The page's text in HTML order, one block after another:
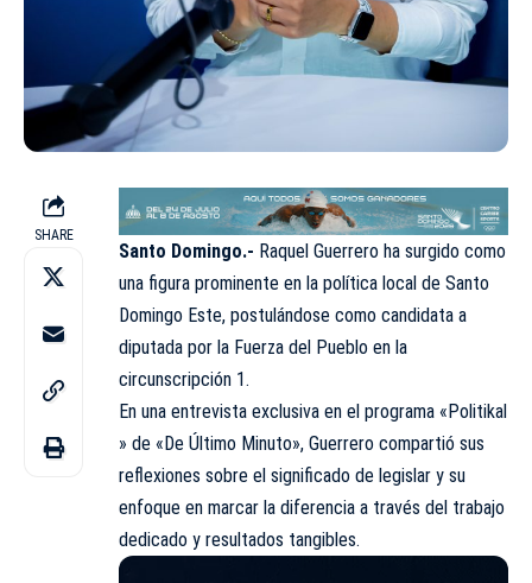
SHARE
Santo Domingo.- Raquel Guerrero ha surgido como
una figura prominente en la política local de Santo
Domingo Este, postulándose como candidata a
diputada por la Fuerza del Pueblo en la
circunscripción 1.
En una entrevista exclusiva en el programa «Politikal
» de «De Último Minuto», Guerrero compartió sus
reflexiones sobre el significado de legislar y su
enfoque en marcar la diferencia a través del trabajo
dedicado y resultados tangibles.